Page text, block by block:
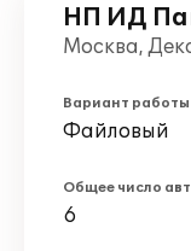
НП ИД
Москва,
Вариант работы
Файловый
Общее число
6